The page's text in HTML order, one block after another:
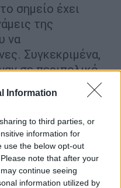
Information
to third parties, or
information for
use the below opt-out
note that after your
continue seeing
information utilized by
σημείο έχει
της
να
Συγκεκριμένα,
σε περιπολικό
τρέχουν προς την
ΔΙΑΣ
εντοπίστηκε
και ένα όπλο
Αντιμετώπισης
να αναλαμβάνει